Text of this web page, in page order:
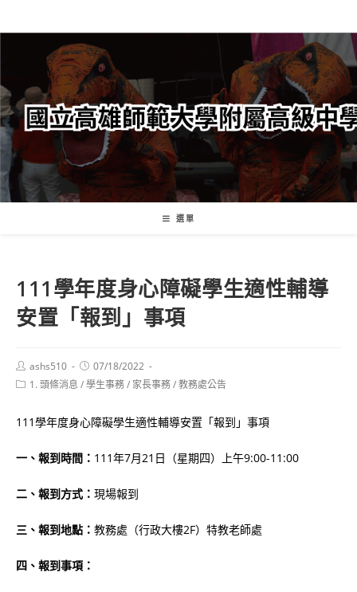
轉
要
內
容
選單
111學年度身心障礙學生適性輔導
安置「報到」事項
Post
author:
ashs510
Post
published:
07/18/2022
Post1. 頭條消息 /學生事務/ 家長事務/教務處公告
111學年度身心障礙學生適性輔導安置「報到」事項
一、報到時間： 111年7月21日（星期四）上午9:00-11:00
二、報到方式： 現場報到
三、報到地點： 教務處（行政大樓2F）特教老師處
四、報到事項：